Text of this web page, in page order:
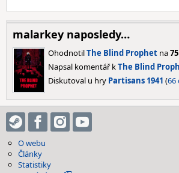
malarkey naposledy…
OhodnotilThe Blind Prophet na
Napsal komentář kThe Blind
Diskutoval u hry Partisans 1941 (66
O webu
Články
Statistiky